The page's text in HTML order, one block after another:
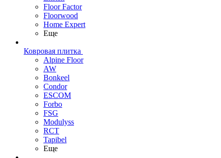
Floor Factor
Floorwood
Home Expert
Еще
Ковровая плитка
Alpine Floor
AW
Bonkeel
Condor
ESCOM
Forbo
FSG
Modulyss
RCT
Tapibel
Еще